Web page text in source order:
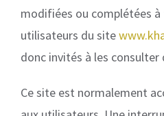
modifiées ou complétées
utilisateurs du site
donc invités à les consulter
Ce site est normalement